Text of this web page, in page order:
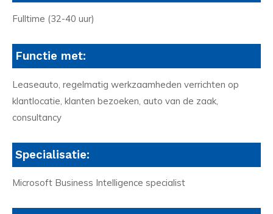
Fulltime (32-40 uur)
Functie met:
Leaseauto, regelmatig werkzaamheden verrichten op
klantlocatie, klanten bezoeken, auto van de zaak,
consultancy
Specialisatie:
Microsoft Business Intelligence specialist